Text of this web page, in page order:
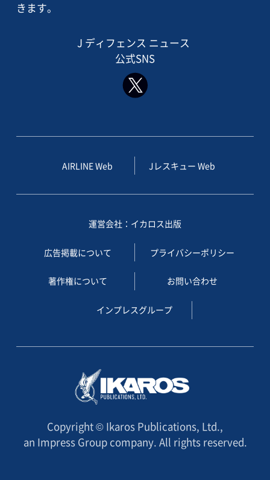
きます。
J ディフェンス ニュース
公式SNS
AIRLINE Web Jレスキュー Web
運営会社：イカロス出版
広告掲載について プライバシーポリシー
著作権について お問い合わせ
インプレスグループ
Copyright © Ikaros Publications, Ltd.,
an Impress Group company. All rights reserved.